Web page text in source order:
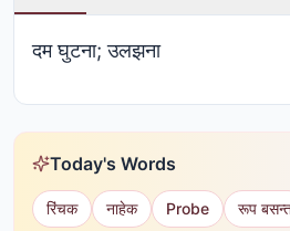
दम घुटना; उलझना
Today's Words
रिंचक नाहेक Probe रूप